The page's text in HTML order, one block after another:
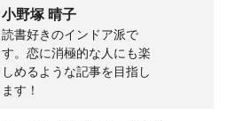
小野塚 晴子
読書好きのインドア派で
す。恋に消極的な人にも楽
しめるような記事を目指し
ます！